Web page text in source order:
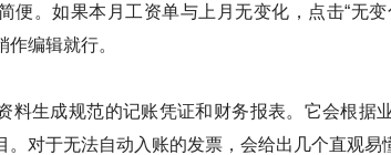
便。如果本月工资单与上月无变化，点击“无
编辑就行。
料生成规范的记账凭证和财务报表。它会根据
。对于无法自动入账的发票，会给出几个直观易